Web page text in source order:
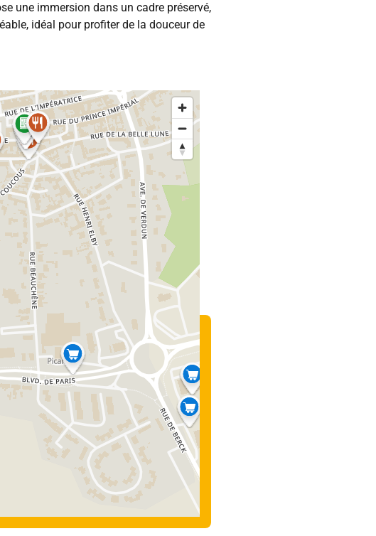
une immersion dans un cadre préservé,
idéal pour profiter de la douceur de